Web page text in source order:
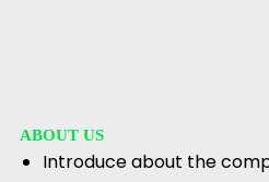
ABOUT US
Introduce about the